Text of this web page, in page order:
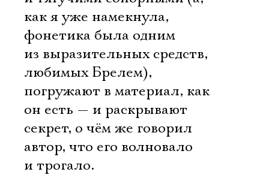
как я уже намекнула,
фонетика была одним
из выразительных средств,
любимых Брелем),
погружают в материал, как
он есть — и раскрывают
секрет, о чём же говорил
автор, что его волновало
и трогало.